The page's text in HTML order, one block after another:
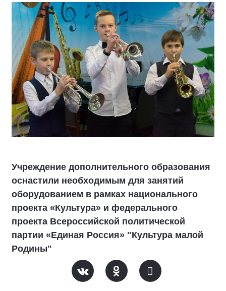
Учреждение дополнительного образования
оснастили необходимым для занятий
оборудованием в рамках национального
проекта «Культура» и федерального
проекта Всероссийской политической
партии «Единая Россия» "Культура малой
Родины"